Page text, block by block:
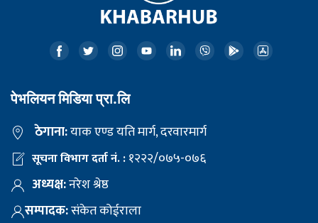
पेभलियन मिडिया प्रा.लि
ठेगाना:याक एण्ड यति मार्ग, दरवारमार्ग
सूचना विभाग दर्ता नं. :१२२२/०७५-०७६
अध्यक्ष:नरेश श्रेष्ठ
सम्पादक:संकेत कोईराला